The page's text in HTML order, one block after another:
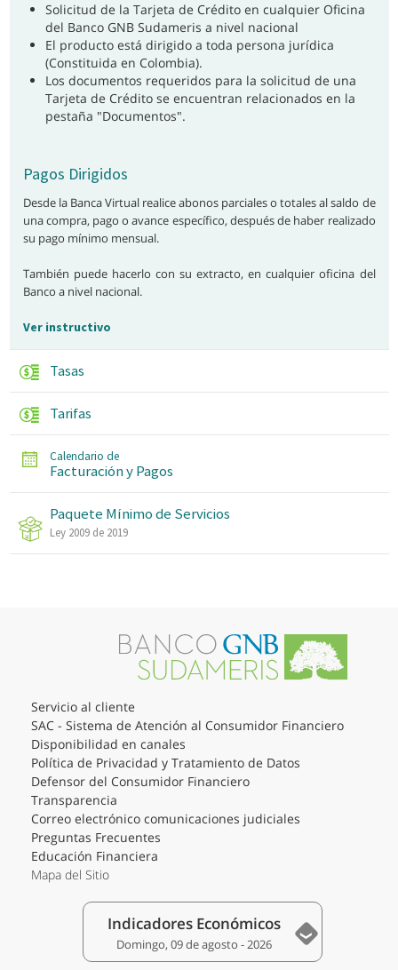
Solicitud de la Tarjeta de Crédito en cualquier Oficina
del Banco GNB Sudameris a nivel nacional
El producto está dirigido a toda persona jurídica
(Constituida en Colombia).
Los documentos requeridos para la solicitud de una
Tarjeta de Crédito se encuentran relacionados en la
pestaña "Documentos".
Pagos Dirigidos
Desde la Banca Virtual realice abonos parciales o totales al saldo de
una compra, pago o avance específico, después de haber realizado
su pago mínimo mensual.
También puede hacerlo con su extracto, en cualquier oficina del
Banco a nivel nacional.
Ver instructivo
Tasas
Tarifas
Calendario de
Facturación y Pagos
Paquete Mínimo de Servicios
Ley 2009 de 2019
Servicio al cliente
SAC - Sistema de Atención al Consumidor Financiero
Disponibilidad en canales
Política de Privacidad y Tratamiento de Datos
Defensor del Consumidor Financiero
Transparencia
Correo electrónico comunicaciones judiciales
Preguntas Frecuentes
Educación Financiera
Mapa del Sitio
Indicadores Económicos
Domingo, 09 de agosto - 2026